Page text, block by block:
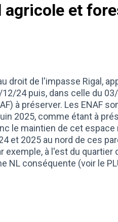
agricole et
droit de l'impasse Rigal,
24 puis, dans celle du
à préserver. Les ENAF
2025, comme étant à
le maintien de cet
et 2025 au nord de ces
exemple, à l'est du quartier
NL conséquente (voir le